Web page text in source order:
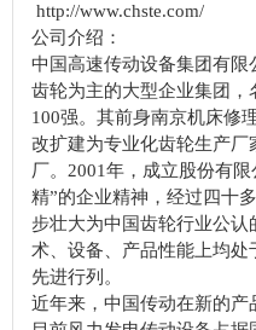
http://www.chste.com/
公司介绍：
中国高速传动设备集团有
齿轮为主的大型企业集团，
100强。其前身南京机床修
改扩建为专业化齿轮生产
厂。2001年，成立股份有
精”的企业精神，经过四十
步壮大为中国齿轮行业公
术、设备、产品性能上均
先进行列。
近年来，中国传动在新的产